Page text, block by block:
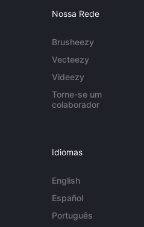
Nossa Rede
Brusheezy
Vecteezy
Videezy
Torne-se um
colaborador
Idiomas
English
Español
Português